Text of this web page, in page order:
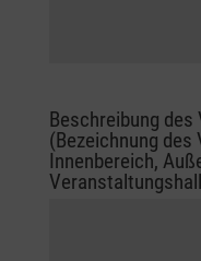
Beschreibung
(Bezeichnung
Innenbereich,